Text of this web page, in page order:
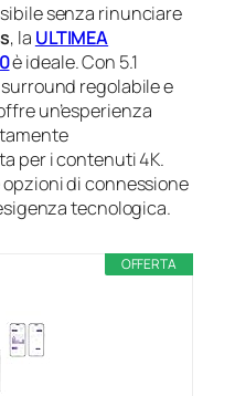
senza rinunciare
, la ULTIMEA
è ideale. Con 5.1
regolabile e
un’esperienza
per i contenuti 4K.
opzioni di connessione
tecnologica.
OFFERTA